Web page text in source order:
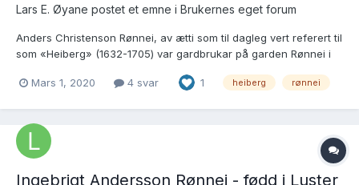
Lars E. Øyane postet et emne i Brukernes eget forum
Anders Christenson Rønnei, av ætti som til dagleg vert referert til
som «Heiberg» (1632-1705) var gardbrukar på garden Rønnei i
av sorenskrivar Mons Nilsson på Skjær i Lærdal. Noko skifte etter
Mars 1, 2020 4 svar 1 heiberg rønnei
Ingebrigt Andersson Rønnei - fødd i Luster